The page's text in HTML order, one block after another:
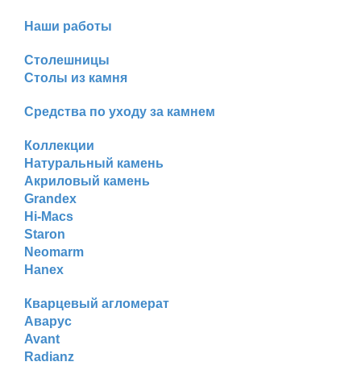
Наши работы
Столешницы
Столы из камня
Средства по уходу за камнем
Коллекции
Натуральный камень
Акриловый камень
Grandex
Hi-Macs
Staron
Neomarm
Hanex
Кварцевый агломерат
Аварус
Avant
Radianz